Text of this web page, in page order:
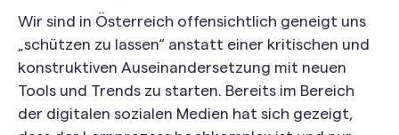
Wir sind in Österreich offensichtlich geneigt uns
„schützen zu lassen“ anstatt einer kritischen und
konstruktiven Auseinandersetzung mit neuen
Tools und Trends zu starten. Bereits im Bereich
der digitalen sozialen Medien hat sich gezeigt,